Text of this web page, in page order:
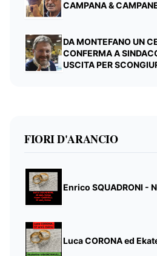
CAMPANA &
DA MONTEFANO UN
CONFERMA A
USCITA PER
FIORI D'ARANCIO
Enrico SQUADRONI -
Luca CORONA ed